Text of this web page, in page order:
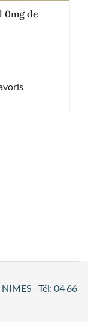
0mg de
- Tél: 04 66